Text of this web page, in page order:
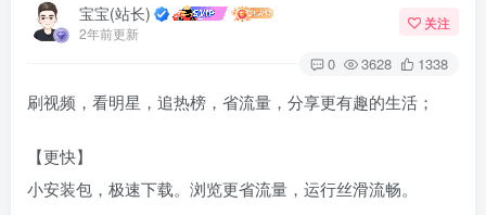
宝宝(站长)
2年前更新
关注
0 3628 1338
刷视频，看明星，追热榜，省流量，分享更有趣的生活；
【更快】
小安装包，极速下载。浏览更省流量，运行丝滑流畅。